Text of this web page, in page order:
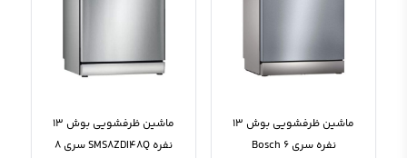
ماشین ظرفشویی بوش 13
نفره سری 6 Bosch
ماشین ظرفشویی بوش 13
نفره SMS8ZDI48Q سری 8